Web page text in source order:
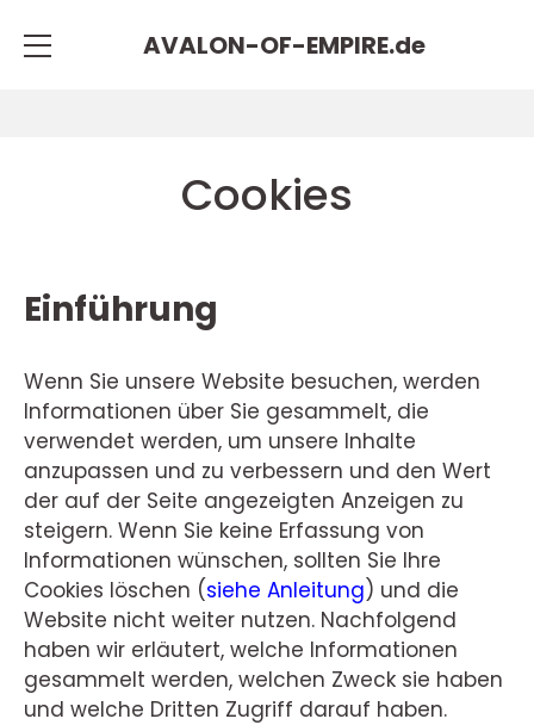
AVALON-OF-EMPIRE.de
Cookies
Einführung
Wenn Sie unsere Website besuchen, werden
Informationen über Sie gesammelt, die
verwendet werden, um unsere Inhalte
anzupassen und zu verbessern und den Wert
der auf der Seite angezeigten Anzeigen zu
steigern. Wenn Sie keine Erfassung von
Informationen wünschen, sollten Sie Ihre
Cookies löschen (siehe Anleitung) und die
Website nicht weiter nutzen. Nachfolgend
haben wir erläutert, welche Informationen
gesammelt werden, welchen Zweck sie haben
und welche Dritten Zugriff darauf haben.